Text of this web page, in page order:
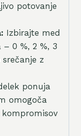
potovanje
Izbirajte med
0 %, 2 %, 3
z
ponuja
omogoča